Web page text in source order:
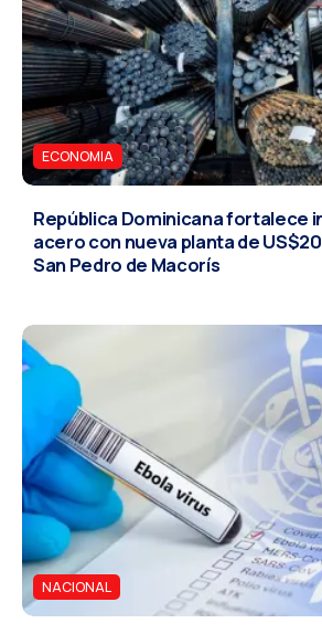
ECONOMIA
República Dominicana fortalece
acero con nueva planta de
San Pedro de Macorís
NACIONAL